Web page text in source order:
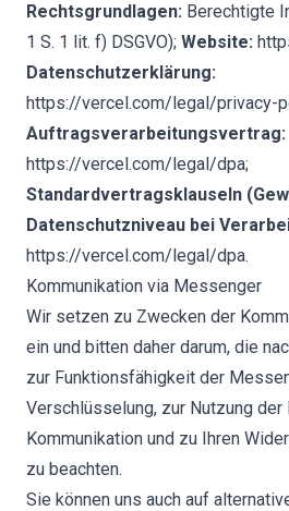
Rechtsgrundlagen: Berechtigte
1 S. 1 lit. f) DSGVO); Website:
Datenschutzerklärung:
https://vercel.com/legal/privacy-
Auftragsverarbeitungsvertrag:
https://vercel.com/legal/dpa;
Standardvertragsklauseln
Datenschutzniveau bei
https://vercel.com/legal/dpa.
Kommunikation via Messenger
Wir setzen zu Zwecken der
ein und bitten daher darum, die
zur Funktionsfähigkeit der
Verschlüsselung, zur Nutzung der
Kommunikation und zu Ihren
zu beachten.
Sie können uns auch auf